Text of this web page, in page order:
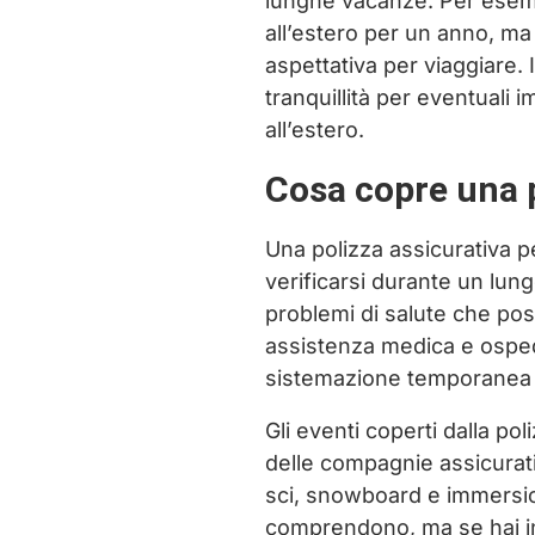
all’estero per un anno,
aspettativa per viaggiare.
tranquillità per eventuali
all’estero.
Cosa copre
Una polizza assicurativa
verificarsi durante un
problemi di salute che
assistenza medica e
sistemazione
Gli eventi coperti dalla
delle compagnie
sci, snowboard e
comprendono, ma se hai